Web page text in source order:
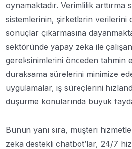
oynamaktadır. Verimlilik arttırma
sistemlerinin, şirketlerin verilerini
sonuçlar çıkarmasına
sektöründe yapay zeka ile
gereksinimlerini önceden tahmin
duraksama sürelerini minimize
uygulamalar, iş süreçlerini
düşürme konularında büyük
Bunun yanı sıra, müşteri
zeka destekli chatbot’lar, 24/7